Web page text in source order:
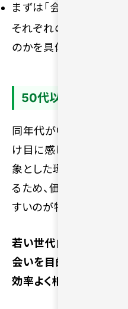
まずは「会ってみる」意
それぞれの方法について
のかを具体的に見ていき
50代以上が多い恋活
同年代が中心のサービ
け目に感じることなく活
象とした環境は、同世
るため、価値観の不一致
すいのが特徴です。
若い世代向けの環境で
会いを目的とした同世
効率よく相手を探せます。